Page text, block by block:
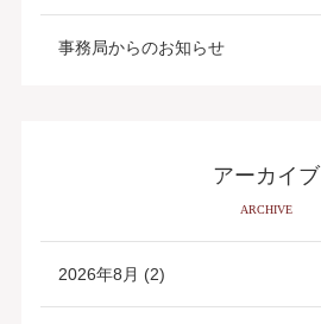
事務局からのお知らせ
アーカイブ
ARCHIVE
2026年8月 (2)